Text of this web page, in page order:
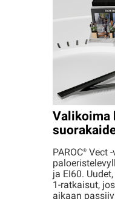
Valikoima
PAROC® Vect
ja EI60.
1-ratkaisut,
aikaan